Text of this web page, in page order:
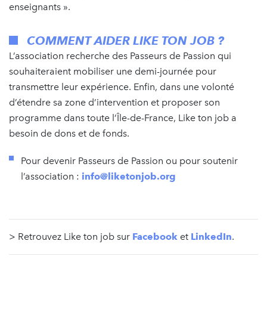
enseignants ».
COMMENT AIDER LIKE TON JOB ?
L’association recherche des Passeurs de Passion qui
souhaiteraient mobiliser une demi-journée pour
transmettre leur expérience. Enfin, dans une volonté
d’étendre sa zone d’intervention et proposer son
programme dans toute l’Île-de-France, Like ton job a
besoin de dons et de fonds.
Pour devenir Passeurs de Passion ou pour soutenir
l’association : info@liketonjob.org
> Retrouvez Like ton job sur Facebook et LinkedIn.